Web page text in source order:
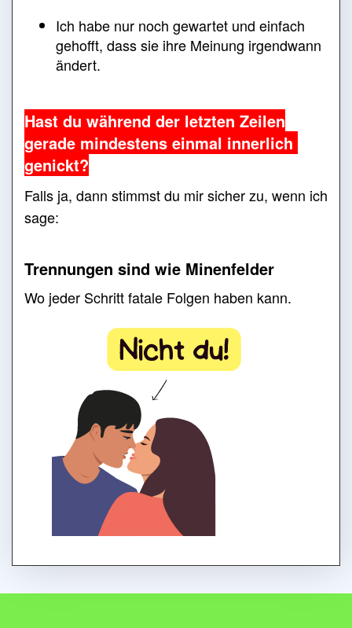
Ich habe nur noch gewartet und einfach
gehofft, dass sie ihre Meinung irgendwann
ändert.
Hast du während der letzten Zeilen
gerade mindestens einmal innerlich
genickt?
Falls ja, dann stimmst du mir sicher zu, wenn ich
sage:
Trennungen sind wie Minenfelder
Wo jeder Schritt fatale Folgen haben kann.